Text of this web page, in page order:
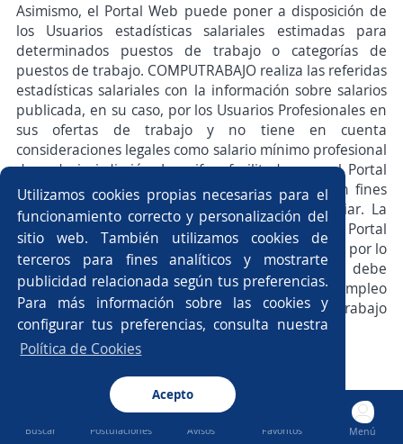
Utilizamos cookies propias necesarias para el
funcionamiento correcto y personalización del
sitio web. También utilizamos cookies de
terceros para fines analíticos y mostrarte
publicidad relacionada según tus preferencias.
Para más información sobre las cookies y
configurar tus preferencias, consulta nuestra
Política de Cookies
Acepto
Buscar Postulaciones Avisos Favoritos Menú
Asimismo, el Portal Web puede poner a disposición de
los Usuarios estadísticas salariales estimadas para
determinados puestos de trabajo o categorías de
puestos de trabajo. COMPUTRABAJO realiza las referidas
estadísticas salariales con la información sobre salarios
publicada, en su caso, por los Usuarios Profesionales en
sus ofertas de trabajo y no tiene en cuenta
consideraciones legales como salario mínimo profesional
de cada jurisdicción. Las cifras facilitadas por el Portal
Web son estimaciones ofrecidas únicamente con fines
informativos y el grado de precisión puede variar. La
información sobre salarios se proporciona en el Portal
Web sólo para fines de comparación generalizada, por lo
que en todo caso, el Demandante de Trabajo debe
asegurarse de confirmar con el Ofertante de Empleo
cuál es el salario específico de una oferta de trabajo
publicada.
IV.-Contenido de terceros
El Portal Web pone a disposición contenido de Usuarios,
anunciantes y otros terceros. A estos efectos,
Contenido de terceros " significa cualquier trabajo de